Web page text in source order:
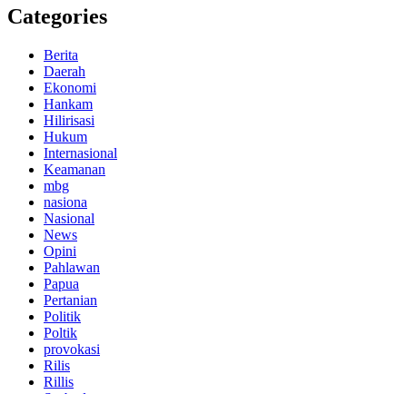
Categories
Berita
Daerah
Ekonomi
Hankam
Hilirisasi
Hukum
Internasional
Keamanan
mbg
nasiona
Nasional
News
Opini
Pahlawan
Papua
Pertanian
Politik
Poltik
provokasi
Rilis
Rillis